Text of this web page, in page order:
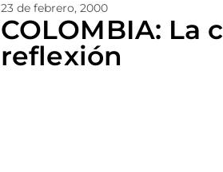
23 de febrero, 2000
COLOMBIA: La
reflexión